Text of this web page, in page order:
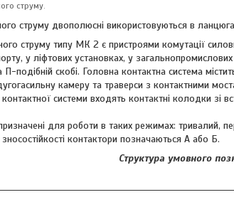
струму.
струму двополюсні використовуються в
струму типу МК 2 є пристроями комутації
у ліфтових установках, у
П-подібній скобі. Головна контактна система
камеру та траверси з контактними
системи входять контактні колодки зі
для роботи в таких режимах: тривалий,
контактори позначаються А або Б.
Структура умовного